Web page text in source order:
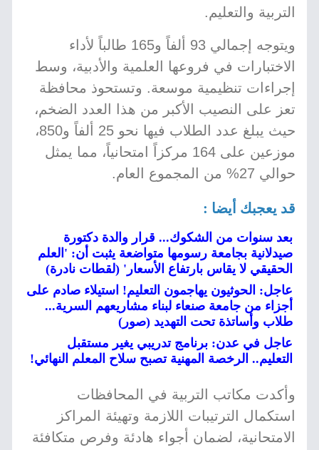
التربية والتعليم.
ويتوجه إجمالي 93 ألفاً و165 طالباً لأداء
الاختبارات في فروعها العلمية والأدبية، وسط
إجراءات تنظيمية موسعة. وتستحوذ محافظة
تعز على النصيب الأكبر من هذا العدد الضخم،
حيث يبلغ عدد الطلاب فيها نحو 25 ألفاً و850،
موزعين على 164 مركزاً امتحانياً، مما يمثل
حوالي 27% من المجموع العام.
قد يعجبك أيضا :
بعد سنوات من الشكوك... قرار والدة دكتورة
صيدلانية بجامعة رسومها متواضعة يثبت أن: 'العلم
الحقيقي لا يقاس بارتفاع الأسعار' (لقطات نادرة)
عاجل: الحوثيون يهاجمون التعليم! استيلاء صادم على
أجزاء من جامعة صنعاء لبناء مشاريعهم السرية...
طلاب وأساتذة تحت التهديد (صور)
عاجل في عدن: برنامج تدريبي يغير مستقبل
التعليم.. الرخصة المهنية تصبح سلاح المعلم النهائي!
وأكدت مكاتب التربية في المحافظات
استكمال الترتيبات اللازمة وتهيئة المراكز
الامتحانية، لضمان أجواء هادئة وفرص متكافئة